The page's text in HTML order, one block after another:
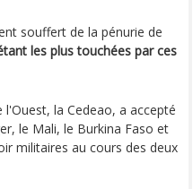
souffert de la pénurie de
les plus touchées par ces
la Cedeao, a accepté
le Mali, le Burkina Faso et
militaires au cours des deux